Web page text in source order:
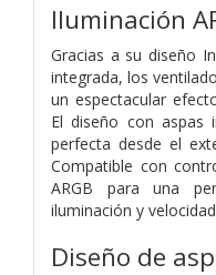
Iluminación
Gracias a su diseño
integrada, los
un espectacular
El diseño con aspas
perfecta desde el
Compatible con
ARGB para una
iluminación y
Diseño de